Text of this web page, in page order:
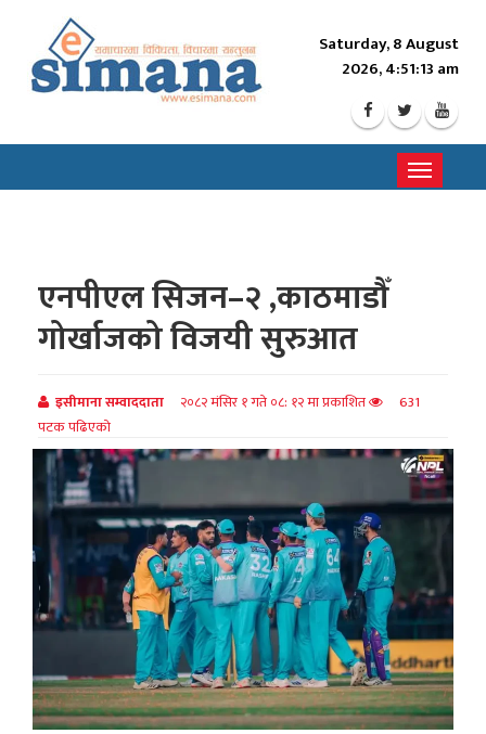
Saturday, 8 August
2026, 4:51:15 am
Toggle
एनपीएल सिजन–२ ,काठमाडौँ
गोर्खाजको विजयी सुरुआत
इसीमाना सम्वाददाता २०८२ मंसिर १ गते ०८: १२ मा प्रकाशित
631
पटक पढिएको